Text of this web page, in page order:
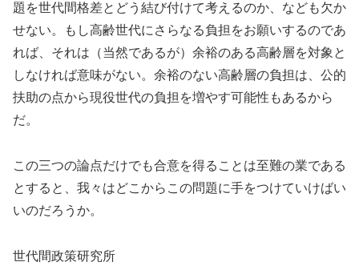
題を世代間格差とどう結び付けて考えるのか、なども欠か
せない。もし高齢世代にさらなる負担をお願いするのであ
れば、それは（当然であるが）余裕のある高齢層を対象と
しなければ意味がない。余裕のない高齢層の負担は、公的
扶助の点から現役世代の負担を増やす可能性もあるから
だ。
この三つの論点だけでも合意を得ることは至難の業である
とすると、我々はどこからこの問題に手をつけていけばい
いのだろうか。
世代間政策研究所